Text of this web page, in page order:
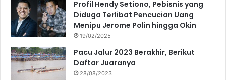
Profil Hendy Setiono, Pebisnis yang
Diduga Terlibat Pencucian Uang
Menipu Jerome Polin hingga Okin
19/02/2025
Pacu Jalur 2023 Berakhir, Berikut
Daftar Juaranya
28/08/2023